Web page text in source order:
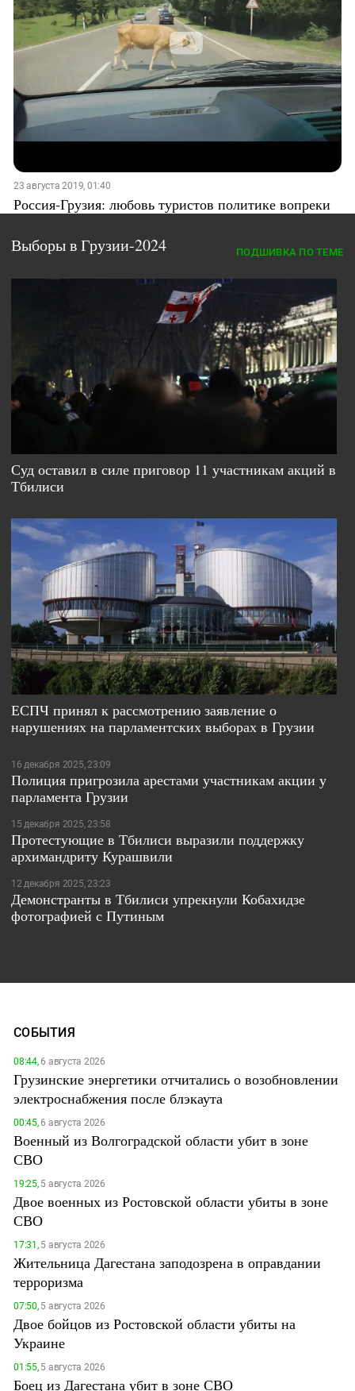
23 августа 2019, 01:40
Россия-Грузия: любовь туристов политике вопреки
Выборы в Грузии-2024 ПОДШИВКА ПО ТЕМЕ
Суд оставил в силе приговор 11 участникам акций в
Тбилиси
ЕСПЧ принял к рассмотрению заявление о
нарушениях на парламентских выборах в Грузии
16 декабря 2025, 23:09
Полиция пригрозила арестами участникам акции у
парламента Грузии
15 декабря 2025, 23:58
Протестующие в Тбилиси выразили поддержку
архимандриту Курашвили
12 декабря 2025, 23:23
Демонстранты в Тбилиси упрекнули Кобахидзе
фотографией с Путиным
СОБЫТИЯ
08:44,6 августа 2026
Грузинские энергетики отчитались о возобновлении
электроснабжения после блэкаута
00:45,6 августа 2026
Военный из Волгоградской области убит в зоне
СВО
19:25,5 августа 2026
Двое военных из Ростовской области убиты в зоне
СВО
17:31,5 августа 2026
Жительница Дагестана заподозрена в оправдании
терроризма
07:50,5 августа 2026
Двое бойцов из Ростовской области убиты на
Украине
01:55,5 августа 2026
Боец из Дагестана убит в зоне СВО